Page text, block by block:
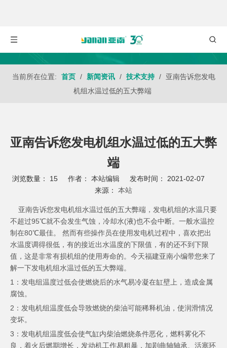
当前所在位置: 首页 / 新闻资讯 / 技术支持 /
亚南告诉您发电
机组水温过低的五大弊端
亚南告诉您发电机组水温过低的五大弊
端
浏览数量： 15 作者： 本站编辑 发布时间： 2021-02-07
来源： 本站
["wechat","weibo","qzone","douban","email"]
亚南告诉您发电机组水温过低的五大弊端，发电机组的水温只要
不超过95℃就不会发生气蚀，冷却水(液)也不会中断。一般水温控
制在80℃最佳。 然而有些操作员在使用发电机过程中，喜欢把出
水温度调得很低，有的接近出水温度的下限值，有的还不到下限
值，这是非常有损机组的使用寿命的。今天福建亚南小编带您来了
解一下发电机组水温过低的五大弊端。
1：发电组温度过低会使燃烧后的水气易冷凝在缸壁上，造成金属
腐蚀。
2：发电机组温度低会导致燃烧的柴油可能稀释机油，使润滑情况
变坏。
3：发电机组温度低会使气缸内柴油燃烧条件恶化，燃料雾化不
良，着火后燃期增长，发动机工作易粗暴，加剧曲轴轴承、活塞环